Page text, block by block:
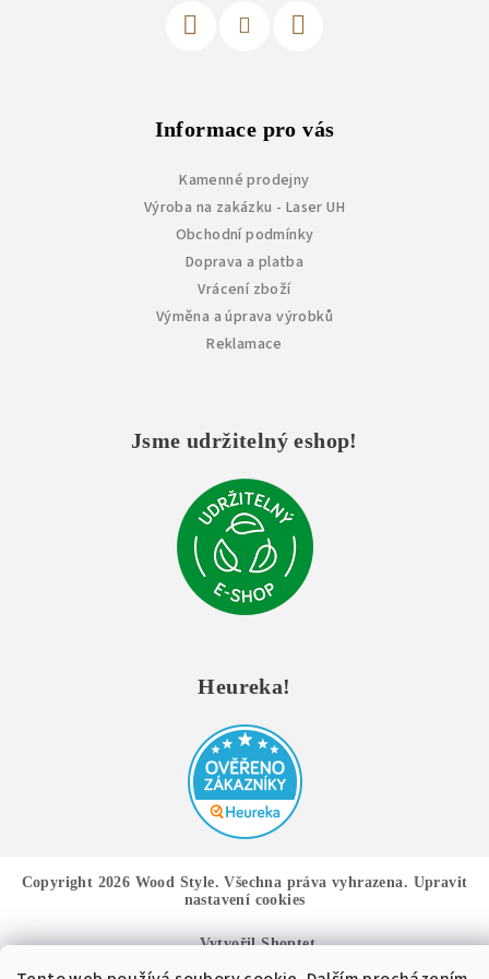
Informace pro vás
Kamenné prodejny
Výroba na zakázku - Laser UH
Obchodní podmínky
Doprava a platba
Vrácení zboží
Výměna a úprava výrobků
Reklamace
Jsme udržitelný eshop!
Heureka!
Copyright 2026 Wood Style. Všechna práva vyhrazena. Upravit
nastavení cookies
Vytvořil Shoptet